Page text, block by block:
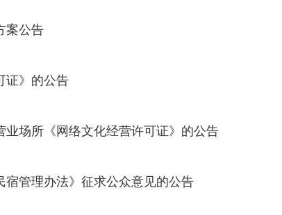
案公告
证》的公告
场所《网络文化经营许可证》的公告
管理办法》征求公众意见的公告